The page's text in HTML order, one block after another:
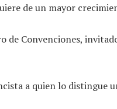
de un mayor
de Convenciones,
a quien lo distingue